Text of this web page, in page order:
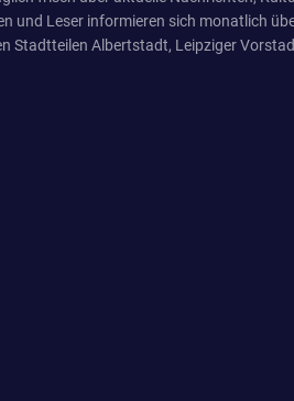
und Leser informieren sich monatlich
Stadtteilen Albertstadt, Leipziger